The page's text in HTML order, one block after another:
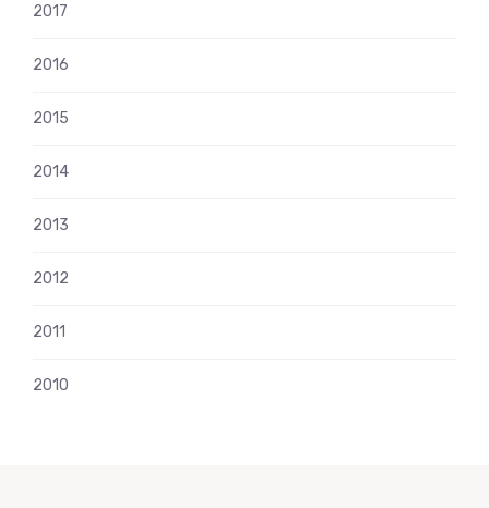
2017
2016
2015
2014
2013
2012
2011
2010